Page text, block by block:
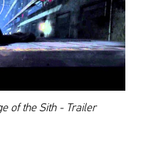
of the Sith - Trailer
DODAJ TEN FILM DO PLAYLISTY